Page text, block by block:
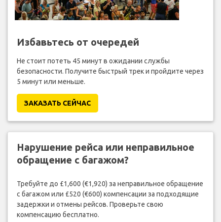
Избавьтесь от очередей
Не стоит потеть 45 минут в ожидании службы
безопасности. Получите быстрый трек и пройдите через
5 минут или меньше.
ЗАКАЗАТЬ СЕЙЧАС
Нарушение рейса или неправильное
обращение с багажом?
Требуйте до £1,600 (€1,920) за неправильное обращение
с багажом или £520 (€600) компенсации за подходящие
задержки и отмены рейсов. Проверьте свою
компенсацию бесплатно.